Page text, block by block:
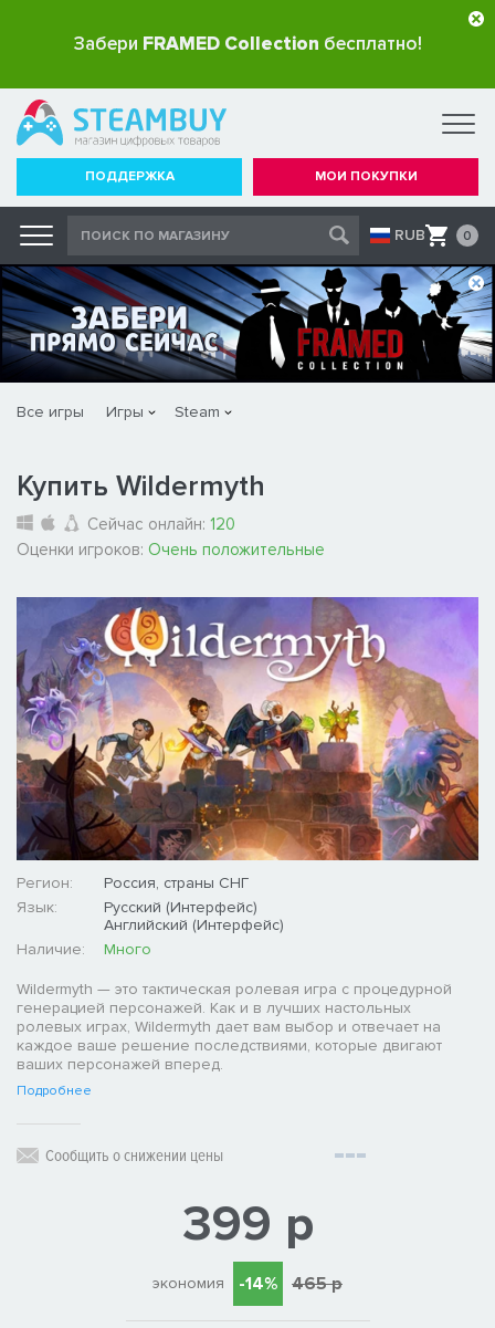
Забери FRAMED Collection бесплатно!
ПОДДЕРЖКА МОИ ПОКУПКИ
RUB 0
Все игры Игры Steam
Купить Wildermyth
Сейчас онлайн: 120
Оценки игроков: Очень положительные
Регион:
Россия, страны СНГ
Язык:
Русский (Интерфейс)
Английский (Интерфейс)
Наличие:
Много
Wildermyth — это тактическая ролевая игра с процедурной
генерацией персонажей. Как и в лучших настольных
ролевых играх, Wildermyth дает вам выбор и отвечает на
каждое ваше решение последствиями, которые двигают
ваших персонажей вперед.
Подробнее
Сообщить о снижении цены
399 р
экономия -14% 465 р